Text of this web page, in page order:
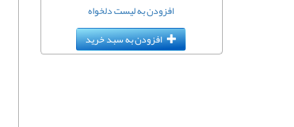
افزودن به لیست دلخواه
افزودن به سبد خرید